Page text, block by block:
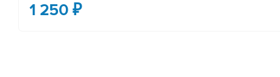
1 250 ₽